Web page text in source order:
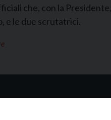
che, con la
e le due scrutatrici.